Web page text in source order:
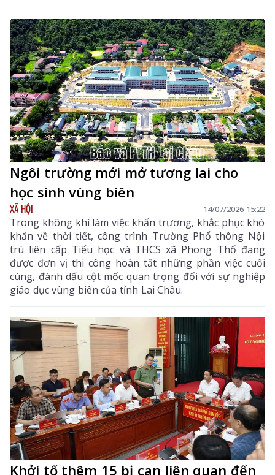
Ngôi trường mới mở tương lai cho
học sinh vùng biên
XÃ HỘI 14/07/2026 15:22
Trong không khí làm việc khẩn trương, khắc phục khó
khăn về thời tiết, công trình Trường Phổ thông Nội
trú liên cấp Tiểu học và THCS xã Phong Thổ đang
được đơn vị thi công hoàn tất những phần việc cuối
cùng, đánh dấu cột mốc quan trọng đối với sự nghiệp
giáo dục vùng biên của tỉnh Lai Châu.
Khởi tố thêm 15 bị can liên quan đến